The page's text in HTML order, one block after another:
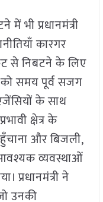
में भी प्रधानमंत्री
कारगर
से निबटने के लिए
समय पूर्व सजग
के साथ
क्षेत्र के
और बिजली,
व्यवस्थाओं
प्रधानमंत्री ने
उनकी